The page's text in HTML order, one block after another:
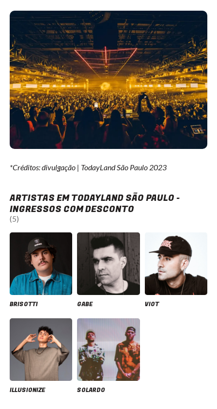
*Créditos: divulgação | TodayLand São Paulo 2023
ARTISTAS EM TODAYLAND SÃO PAULO -
INGRESSOS COM DESCONTO
(5)
BRISOTTI GABE VIOT
ILLUSIONIZE SOLARDO